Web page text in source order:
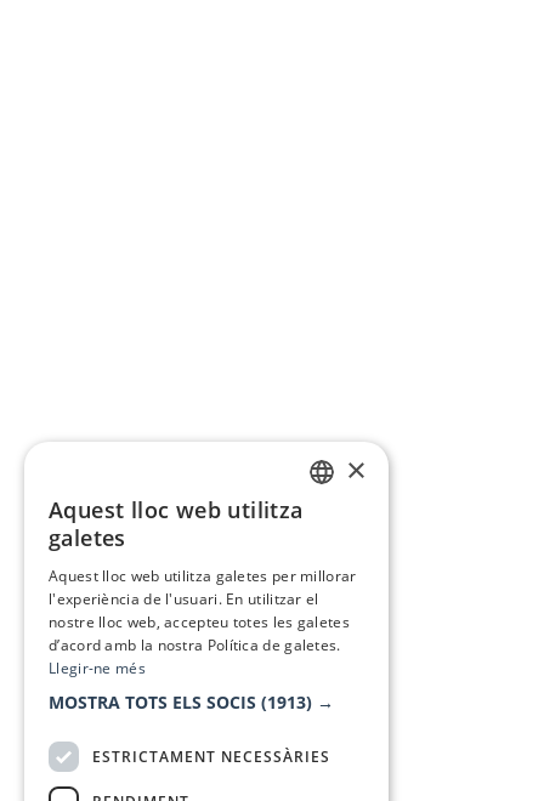
×
Aquest lloc web utilitza
galetes
Aquest lloc web utilitza galetes per millorar
l'experiència de l'usuari. En utilitzar el
nostre lloc web, accepteu totes les galetes
d’acord amb la nostra Política de galetes.
Llegir-ne més
MOSTRA TOTS ELS SOCIS (1913) →
ESTRICTAMENT NECESSÀRIES